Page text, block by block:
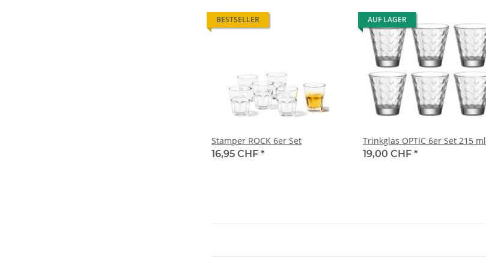
BESTSELLER
Stamper ROCK 6er Set
16,95 CHF *
AUF LAGER
Trinkglas OPTIC 6er Set 215 ml
19,00 CHF *